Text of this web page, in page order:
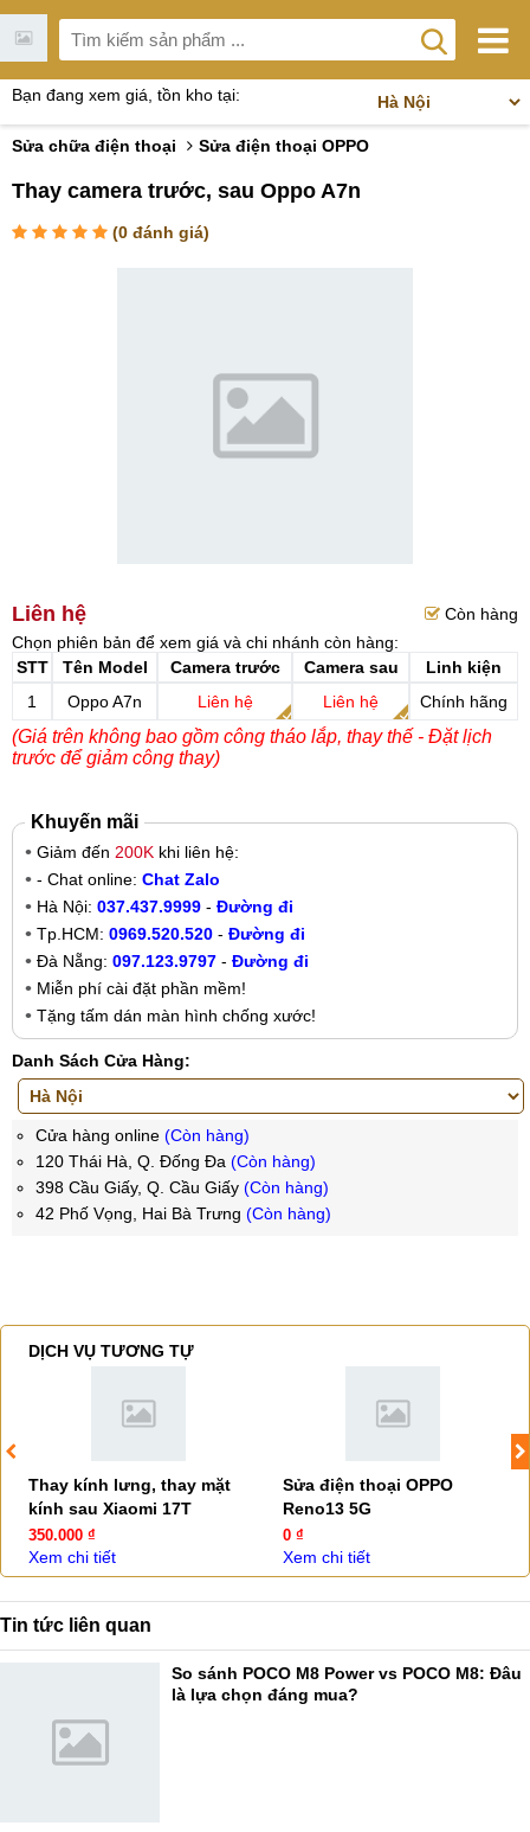
Bạn đang xem giá, tồn kho tại:
Sửa chữa điện thoại Sửa điện thoại OPPO
Thay camera trước, sau Oppo A7n
(0 đánh giá)
Liên hệ
Còn hàng
Chọn phiên bản để xem giá và chi nhánh còn hàng:
STT
Tên Model Camera trước Camera sau
Linh kiện
1
Oppo A7n Liên hệ Liên hệ Chính hãng
(Giá trên không bao gồm công tháo lắp, thay thế - Đặt lịch
trước để giảm công thay)
Khuyến mãi
Giảm đến 200K khi liên hệ:
- Chat online: Chat Zalo
Hà Nội: 037.437.9999 - Đường đi
Tp.HCM: 0969.520.520 - Đường đi
Đà Nẵng: 097.123.9797 - Đường đi
Miễn phí cài đặt phần mềm!
Tặng tấm dán màn hình chống xước!
Danh Sách Cửa Hàng:
Cửa hàng online (Còn hàng)
120 Thái Hà, Q. Đống Đa (Còn hàng)
398 Cầu Giấy, Q. Cầu Giấy (Còn hàng)
42 Phố Vọng, Hai Bà Trưng (Còn hàng)
DỊCH VỤ TƯƠNG TỰ
Thay kính lưng, thay mặt
kính sau Xiaomi 17T
350.000 ₫
Xem chi tiết
Sửa điện thoại OPPO
Reno13 5G
0 ₫
Xem chi tiết
Tin tức liên quan
So sánh POCO M8 Power vs POCO M8: Đâu
là lựa chọn đáng mua?